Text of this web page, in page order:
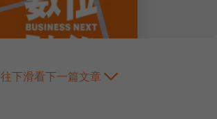
往下滑看下一篇文章